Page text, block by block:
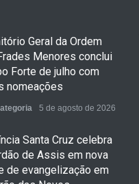
Geral da Ordem
Menores conclui
Forte de julho com
nomeações
5 de agosto de 2026
Santa Cruz celebra
de Assis em nova
de evangelização em